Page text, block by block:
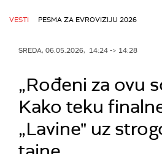
VESTI PESMA ZA EVROVIZIJU 2026
SREDA, 06.05.2026, 14:24 -> 14:28
„Rođeni za ovu
Kako teku
„Lavine" uz